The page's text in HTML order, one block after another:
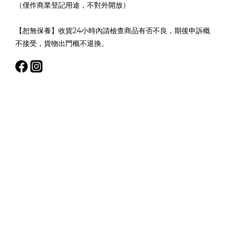
（僅作商業登記用途，不對外開放）
【恕無保養】收貨24小時內請檢查商品有否不良，期後申訴概
不接受，貨物出門概不退換。